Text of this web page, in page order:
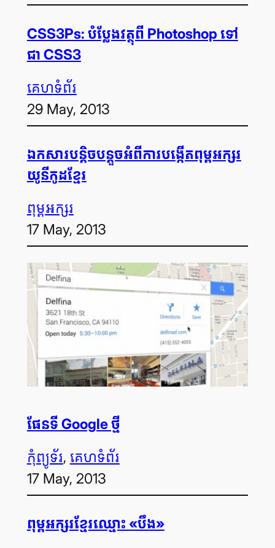
CSS3Ps: បំប្លែង​វត្ថុ​ពី Photoshop ទៅ​
ជា CSS3
គេហទំព័រ
29 May, 2013
ឯកសារ​បន្តិច​បន្តួច​អំពី​ការ​បង្កើត​ពុម្ព​អក្សរ​
យូនីកូដ​ខ្មែរ
ពុម្ព​អក្សរ
17 May, 2013
ផែន​ទី Google ថ្មី
កុំព្យូទ័រ, គេហទំព័រ
17 May, 2013
ពុម្ព​អក្សរ​ខ្មែរ​ឈ្មោះ «បឹង»